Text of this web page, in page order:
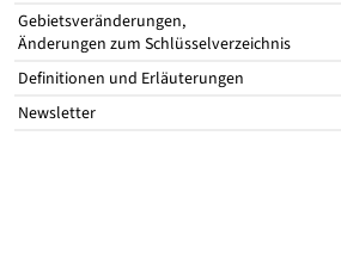
Gebietsveränderungen,
Änderungen zum Schlüsselverzeichnis
Definitionen und Erläuterungen
Newsletter